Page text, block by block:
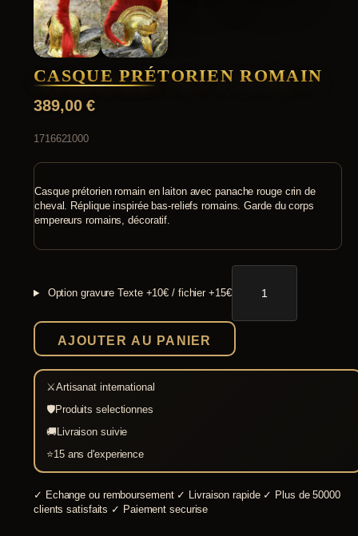
CASQUE PRÉTORIEN ROMAIN
389,00€
1716621000
Casque prétorien romain en laiton avec panache rouge crin de
cheval. Réplique inspirée bas-reliefs romains. Garde du corps
empereurs romains, décoratif.
Option gravure Texte +10€ / fichier +15€
quantité
de
Casque
romain
AJOUTER AU PANIER
⚔Artisanat international
🛡Produits selectionnes
🚚Livraison suivie
⭐15 ans d'experience
✓ Echange ou remboursement ✓ Livraison rapide ✓ Plus de 50000
clients satisfaits ✓ Paiement securise